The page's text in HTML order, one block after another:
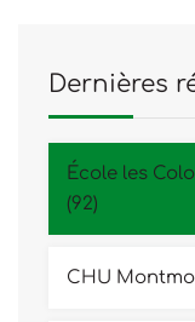
Dernières
École les
(92)
CHU